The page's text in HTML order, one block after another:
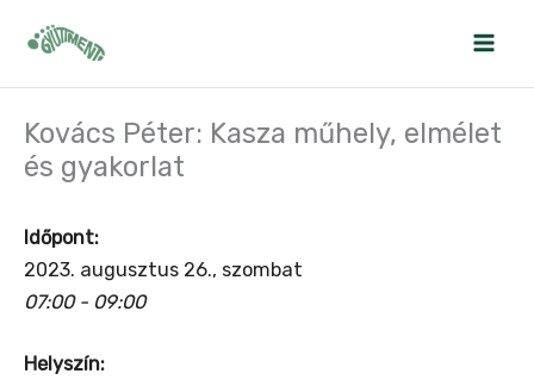
Kovács Péter: Kasza műhely, elmélet
és gyakorlat
Időpont:
2023. augusztus 26., szombat
07:00 - 09:00
Helyszín: